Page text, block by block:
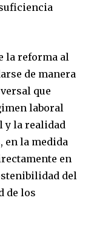
la reforma al
de manera
que
laboral
y la realidad
en la medida
en
del
de los